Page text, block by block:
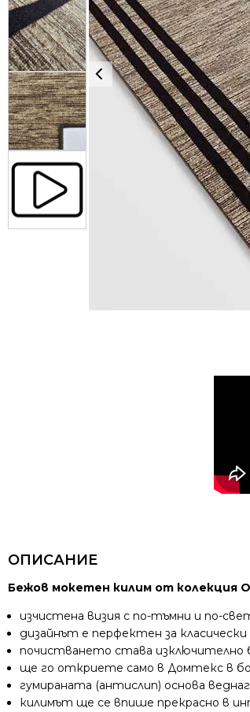
ОПИСАНИЕ
Бежов мокетен килим от колекция
изчистена визия с по-тъмни и по-
дизайнът е перфектен за
почистването става изключително
ще го откриете само в Домтекс в
гумираната (антислип) основа
килимът ще се впише прекрасно в